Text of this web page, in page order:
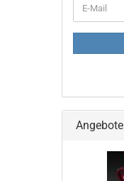
ZUR
E-
Mail
Angebote